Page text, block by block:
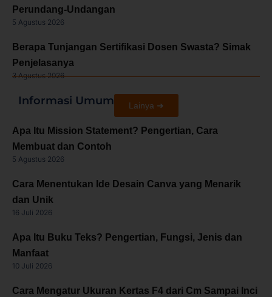
Perundang-Undangan
5 Agustus 2026
Berapa Tunjangan Sertifikasi Dosen Swasta? Simak
Penjelasanya
3 Agustus 2026
Informasi Umum Lainya ➜
Apa Itu Mission Statement? Pengertian, Cara
Membuat dan Contoh
5 Agustus 2026
Cara Menentukan Ide Desain Canva yang Menarik
dan Unik
16 Juli 2026
Apa Itu Buku Teks? Pengertian, Fungsi, Jenis dan
Manfaat
10 Juli 2026
Cara Mengatur Ukuran Kertas F4 dari Cm Sampai Inci